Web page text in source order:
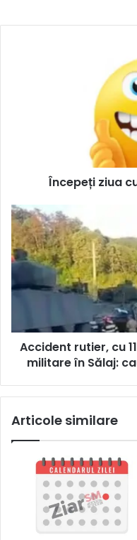
Începeți ziua
Accident rutier, cu
militare în Sălaj:
Articole similare